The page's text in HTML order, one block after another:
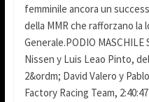
femminile ancora un
della MMR che rafforzano la
Generale.PODIO MASCHILE
Nissen y Luis Leao Pinto,
2&ordm; David Valero y
Factory Racing Team,